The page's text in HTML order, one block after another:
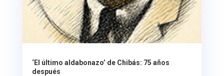
‘El último aldabonazo’ de Chibás: 75 años
después